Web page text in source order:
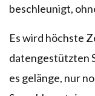
beschleunigt,
Es wird höchste
datengestützten
es gelänge, nur